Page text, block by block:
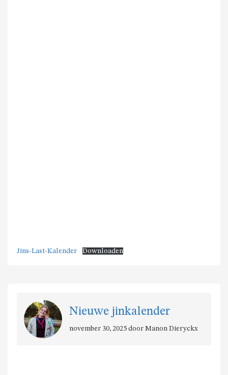
Jins-Last-Kalender Downloaden
Nieuwe jinkalender
november 30, 2025 door Manon Dieryckx